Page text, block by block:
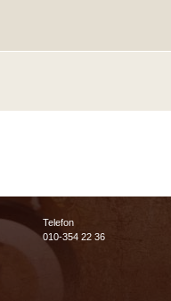
Telefon
010-354 22 36